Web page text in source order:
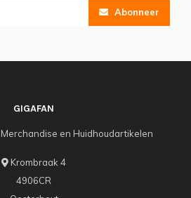
Abonneer
GIGAFAN
en Huidhoudartikelen
Krombraak 4
4906CR